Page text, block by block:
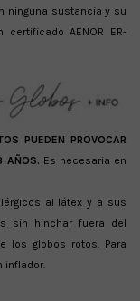
ninguna sustancia y su
AENOR ER-
PUEDEN PROVOCAR
AÑOS. Es necesaria en
al látex y a sus
sin hinchar fuera del
los globos rotos. Para
inflador.